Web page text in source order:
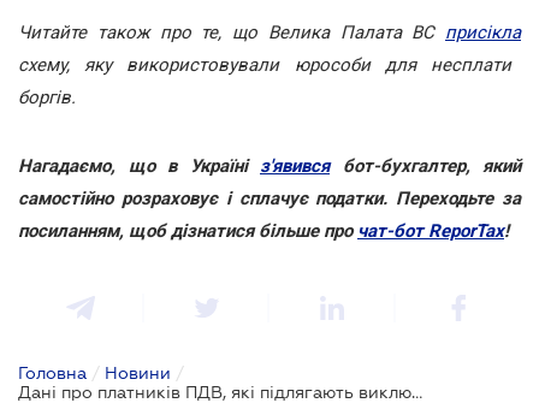
Читайте також про те, що Велика Палата ВС присікла
схему, яку використовували юрособи для несплати
боргів.
Нагадаємо, що в Україні з'явивсябот-бухгалтер, який
самостійно розраховує і сплачує податки. Переходьте за
посиланням, щоб дізнатися більше про чат-бот ReporTax!
Головна / Новини /
Дані про платників ПДВ, які підлягають виключенню з реєстру, можуть з’явитись на сайті ДФС